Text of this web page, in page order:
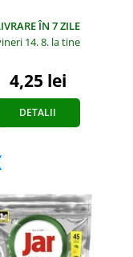
ÎN 7 ZILE
14. 8. la tine
4,25 lei
DETALII